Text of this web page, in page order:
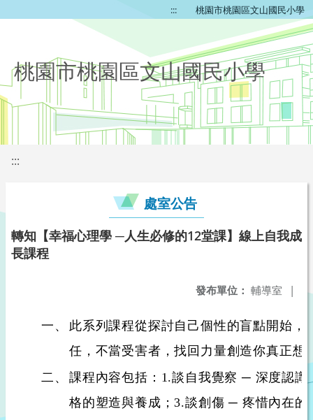
::: 桃園市桃園區文山國民小學
桃園市桃園區文山國民小學
:::
處室公告
轉知【幸福心理學 ─人生必修的12堂課】線上自我成
長課程
發布單位： 輔導室 |
一、
此系列課程從探討自己個性的盲點開始，
任，不當受害者，找回力量創造你真正想
二、 課程內容包括：1.談自我覺察 ─ 深度認
格的塑造與養成；3.談創傷 ─ 疼惜內在